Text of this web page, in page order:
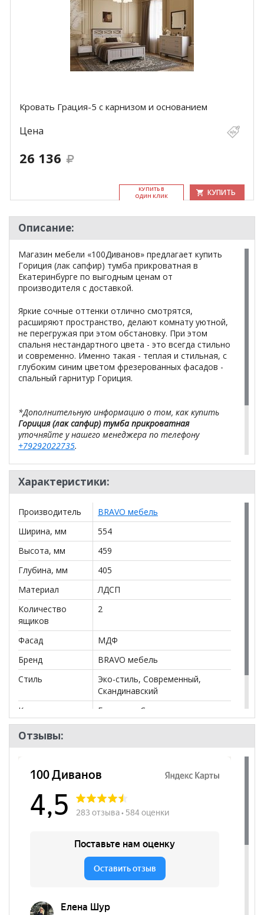
Кровать Грация-5 с карнизом и основанием
Цена
26 136
КУ­ПИТЬ В
ОДИН КЛИК
КУПИТЬ
Описание:
Магазин мебели «100Диванов» предлагает купить
Гориция (лак сапфир) тумба прикроватная в
Екатеринбурге по выгодным ценам от
производителя с доставкой.
Яркие сочные оттенки отлично смотрятся,
расширяют пространство, делают комнату уютной,
не перегружая при этом обстановку. При этом
спальня нестандартного цвета - это всегда стильно
и современно. Именно такая - теплая и стильная, с
глубоким синим цветом фрезерованных фасадов -
спальный гарнитур Гориция.
*Дополнительную информацию о том, как купить
Гориция (лак сапфир) тумба прикроватная
уточняйте у нашего менеджера по телефону
+79292022735.
**Цены на официальном сайте100диванов.com
действительны только для интернет-магазина
могут отличаться от цен в розничных магазинах-
Характеристики:
Производитель
BRAVO мебель
Ширина, мм
554
Высота, мм
459
Глубина, мм
405
Материал
ЛДСП
Количество
ящиков
2
Фасад
МДФ
Бренд
BRAVO мебель
Стиль
Эко-стиль, Современный,
Скандинавский
Комната
Гостиная, Спальня
Пол
Отзывы: